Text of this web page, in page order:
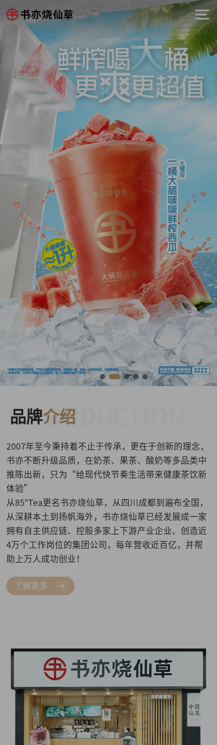
INTRODUCTION
品牌介绍
2007年至今秉持着不止于传承，更在于创新的理念，
书亦不断升级品质，在奶茶、果茶、酸奶等多品类中
推陈出新，只为“给现代快节奏生活带来健康茶饮新
体验”
从85°Tea更名书亦烧仙草，从四川成都到遍布全国，
从深耕本土到扬帆海外，书亦烧仙草已经发展成一家
拥有自主供应链、控股多家上下游产业企业、创造近
4万个工作岗位的集团公司，每年营收近百亿，并帮
助上万人成功创业！
了解更多